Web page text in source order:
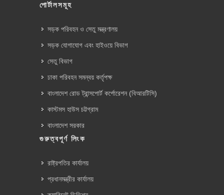
পোর্টালসমূহ
সড়ক পরিবহন ও সেতু মন্ত্রণালয়
সড়ক যোগাযোগ এবং হাইওয়ে বিভাগ
সেতু বিভাগ
ঢাকা পরিবহন সমন্বয় কর্তৃপক্ষ
বাংলাদেশ রোড ট্রান্সপোর্ট কর্পোরেশন (বিআরটিসি)
কাস্টমস হাউস চট্টগ্রাম
বাংলাদেশ সরকার
গুরুত্বপূর্ণ লিংক
রাষ্ট্রপতির কার্যালয়
প্রধানমন্ত্রীর কার্যালয়